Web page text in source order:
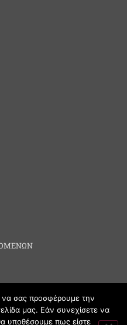
να σας προσφέρουμε την
μας. Εάν συνεχίσετε να
υποθέσουμε πως είστε